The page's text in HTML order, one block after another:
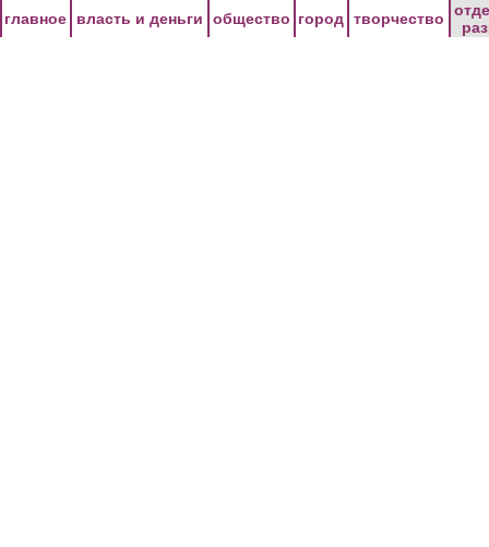
главное власть и деньги общество город творчество